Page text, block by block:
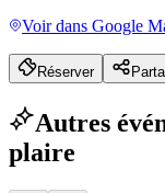
Voir dans Google
Réserver
Autres
plaire